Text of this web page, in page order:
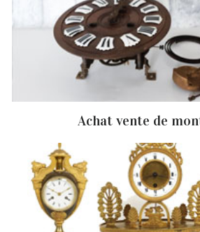
Achat vente de